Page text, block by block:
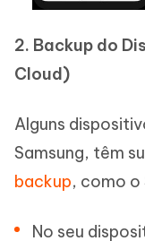
2. Backup do
Cloud)
Alguns
Samsung, têm
backup, como o
No seu